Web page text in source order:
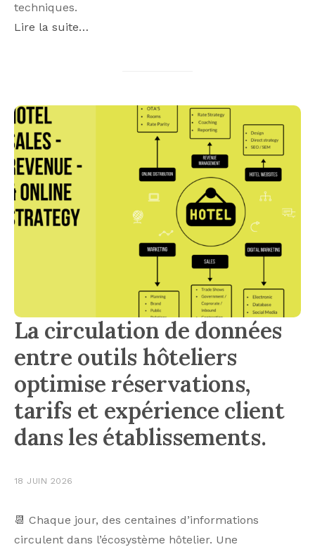
techniques.
Lire la suite…
La circulation de données
entre outils hôteliers
optimise réservations,
tarifs et expérience client
dans les établissements.
18 JUIN 2026
📆 Chaque jour, des centaines d’informations
circulent dans l’écosystème hôtelier. Une